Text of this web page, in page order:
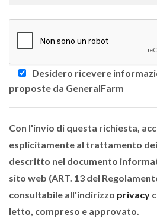
Desidero ricevere
proposte da GeneralFarm
Con l'invio di questa richiesta,
esplicitamente al trattamento
descritto nel documento
sito web (ART. 13 del
consultabile all'indirizzo privacy
letto, compreso e approvato.